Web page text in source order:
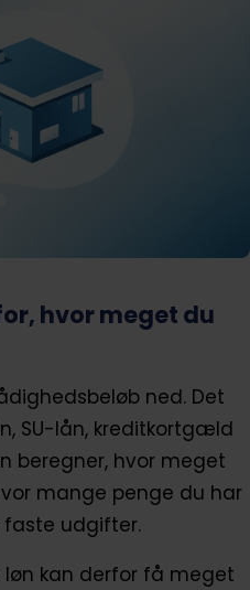
hvor meget du
ned. Det
SU-lån, kreditkortgæld
beregner, hvor meget
mange penge du har
udgifter.
kan derfor få meget